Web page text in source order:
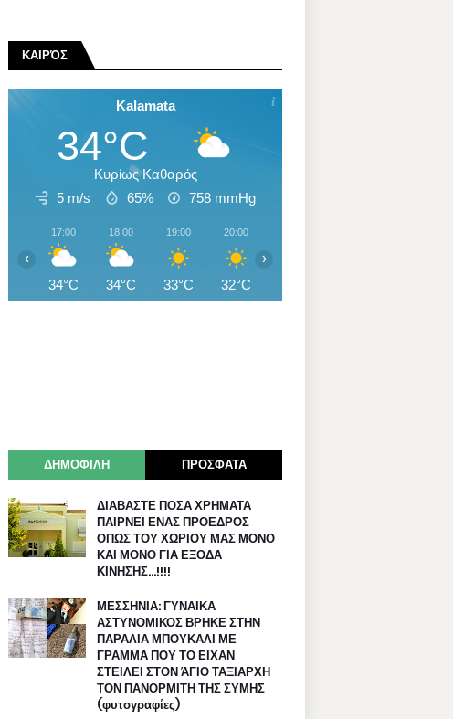
ΚΑΙΡΌΣ
Kalamata
34°C
Κυρίως Καθαρός
5 m/s
65% 758 mmHg
17:00
34°C
18:00
34°C
19:00
33°C
20:00
32°C
‹ ›
ΔΗΜΟΦΙΛΗ ΠΡΟΣΦΑΤΑ
ΔΙΑΒΑΣΤΕ ΠΟΣΑ ΧΡΗΜΑΤΑ
ΠΑΙΡΝΕΙ ΕΝΑΣ ΠΡΟΕΔΡΟΣ
ΟΠΩΣ ΤΟΥ ΧΩΡΙΟΥ ΜΑΣ ΜΟΝΟ
ΚΑΙ ΜΟΝΟ ΓΙΑ ΕΞΟΔΑ
ΚΙΝΗΣΗΣ…!!!!
ΜΕΣΣΗΝΙΑ: ΓΥΝΑΙΚΑ
ΑΣΤΥΝΟΜΙΚΟΣ ΒΡΗΚΕ ΣΤΗΝ
ΠΑΡΑΛΙΑ ΜΠΟΥΚΑΛΙ ΜΕ
ΓΡΑΜΜΑ ΠΟΥ ΤΟ ΕΙΧΑΝ
ΣΤΕΙΛΕΙ ΣΤΟΝ ΆΓΙΟ ΤΑΞΙΑΡΧΗ
ΤΟΝ ΠΑΝΟΡΜΙΤΗ ΤΗΣ ΣΥΜΗΣ
(φυτογραφίες)